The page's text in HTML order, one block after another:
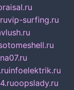
vip-surfing.ru
infoelektrik.ru
oopslady.ru